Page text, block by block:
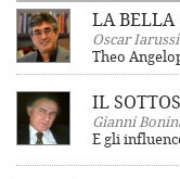
LA BELLA
Oscar Iarussi
Theo
IL
Gianni
E gli